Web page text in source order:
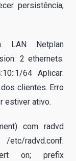
persistência;
LAN Netplan
2 ethernets:
64 Aplicar:
clientes. Erro
estiver ativo.
com radvd
radvd.conf:
on; prefix